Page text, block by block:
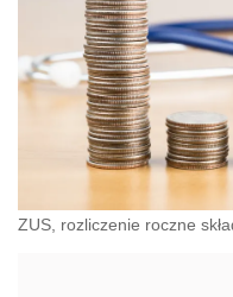
ZUS, rozliczenie roczne